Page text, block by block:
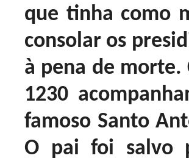
que tinha como
consolar os
à pena de morte.
1230
famoso Santo
O pai foi salvo